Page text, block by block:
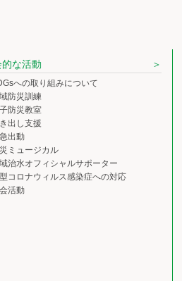
な活動
への取り組みについて
防災訓練
防災教室
出し支援
出動
ミュージカル
治水オフィシャルサポーター
コロナウィルス感染症への対応
活動